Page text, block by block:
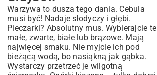
Warzywa to dusza tego dania. Cebula
musi być! Nadaje słodyczy i głębi.
Pieczarki? Absolutny mus. Wybierajcie te
małe, zwarte, białe lub brązowe. Mają
najwięcej smaku. Nie myjcie ich pod
bieżącą wodą, bo nasiąkną jak gąbka.
Wystarczy przetrzeć je wilgotną